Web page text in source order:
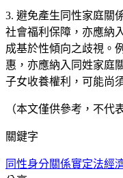
3. 避免產生同性家庭關
社會福利保障，亦應納
成基於性傾向之歧視。
惠，亦應納入同姓家庭
子女收養權利，可能尚
（本文僅供參考，不代
關鍵字
同性身分關係實定法經